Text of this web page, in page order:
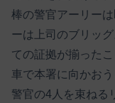
棒の警官アーリー
ーは上司のブリッ
ての証拠が揃った
車で本署に向かお
警官の4人を束ねる